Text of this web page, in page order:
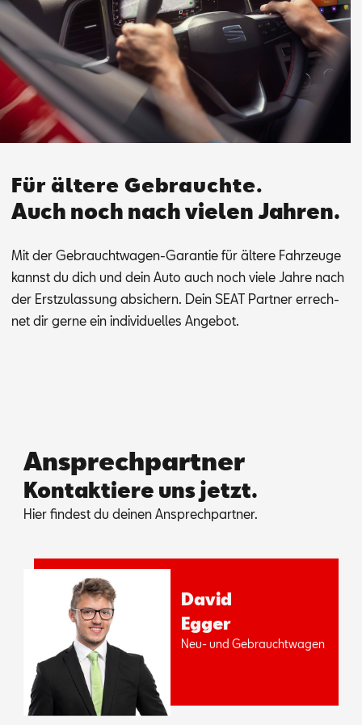
Für ältere Gebrauchte.
Auch noch nach vielen Jahren.
Mit der Ge­braucht­wa­gen-Ga­ran­tie für äl­te­re Fahr­zeu­ge
kannst du dich und dein Auto auch noch vie­le Jah­re nach
der Erst­zu­las­sung ab­si­chern. Dein SEAT Part­ner er­rech­
net dir ger­ne ein in­di­vi­du­el­les An­ge­bot.
Ansprechpartner
Kontaktiere uns jetzt.
Hier fin­dest du dei­nen An­sprech­part­ner.
Da­vid
Eg­ger
Neu- und Ge­braucht­wa­gen